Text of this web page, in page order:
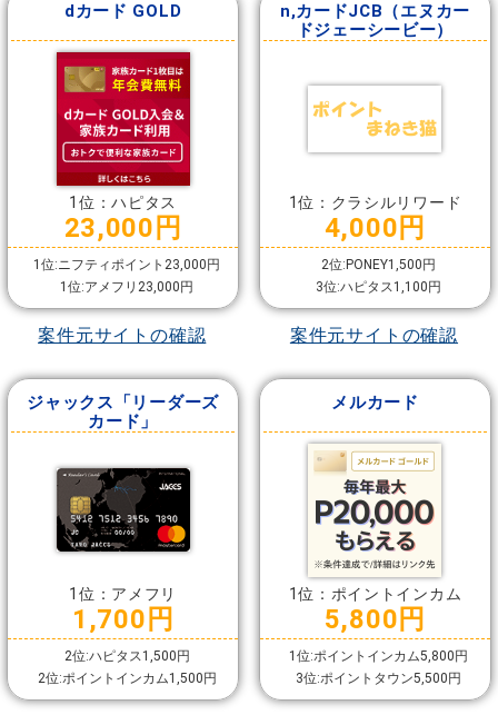
dカード GOLD
1位：ハピタス
23,000円
1位:ニフティポイント23,000円
1位:アメフリ23,000円
案件元サイトの確認
n,カードJCB（エヌカー
ドジェーシービー）
1位：クラシルリワード
4,000円
2位:PONEY1,500円
3位:ハピタス1,100円
案件元サイトの確認
ジャックス「リーダーズ
カード」
1位：アメフリ
1,700円
2位:ハピタス1,500円
2位:ポイントインカム1,500円
メルカード
1位：ポイントインカム
5,800円
1位:ポイントインカム5,800円
3位:ポイントタウン5,500円